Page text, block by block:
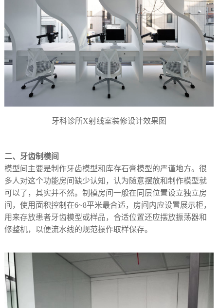
牙科诊所X射线室装修设计效果图
二、牙齿制模间
模型间主要是制作牙齿模型和库存石膏模型的严谨地方。很
多人对这个功能房间缺少认知，认为随意摆放和制作模型就
可以了，其实并不然。制模房间一般在同层位置设立独立房
间，使用面积控制在6~8平米最合适，房间内应设置展示柜，
用来存放患者牙齿模型或样品，合适位置还应摆放振荡器和
修整机，以便流水线的规范操作取样保存。